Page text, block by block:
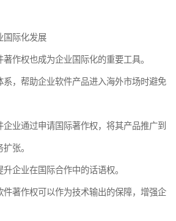
国际化发展
作权也成为企业国际化的重要工具。
系，帮助企业软件产品进入海外市场时避免
业通过申请国际著作权，将其产品推广到
张。
企业在国际合作中的话语权。
著作权可以作为技术输出的保障，增强企